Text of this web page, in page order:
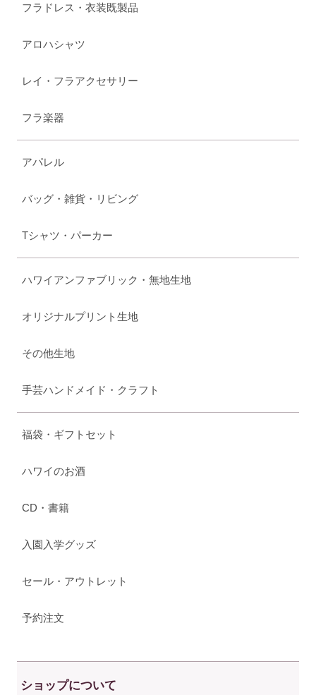
フラドレス・衣装既製品
アロハシャツ
レイ・フラアクセサリー
フラ楽器
アパレル
バッグ・雑貨・リビング
Tシャツ・パーカー
ハワイアンファブリック・無地生地
オリジナルプリント生地
その他生地
手芸ハンドメイド・クラフト
福袋・ギフトセット
ハワイのお酒
CD・書籍
入園入学グッズ
セール・アウトレット
予約注文
ショップについて